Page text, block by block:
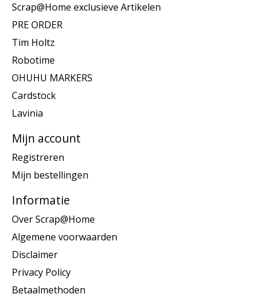
Scrap@Home exclusieve Artikelen
PRE ORDER
Tim Holtz
Robotime
OHUHU MARKERS
Cardstock
Lavinia
Mijn account
Registreren
Mijn bestellingen
Informatie
Over Scrap@Home
Algemene voorwaarden
Disclaimer
Privacy Policy
Betaalmethoden